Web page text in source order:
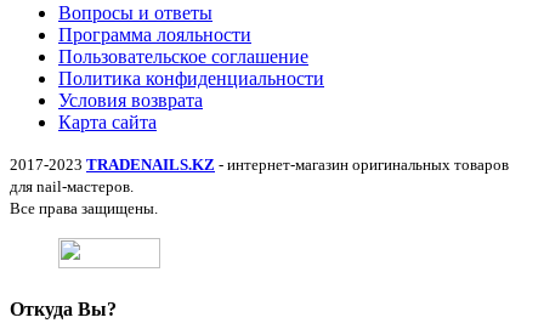
Вопросы и ответы
Программа лояльности
Пользовательское соглашение
Политика конфиденциальности
Условия возврата
Карта сайта
2017-2023 TRADENAILS.KZ - интернет-магазин оригинальных товаров
для nail-мастеров.
Все права защищены.
Откуда Вы?